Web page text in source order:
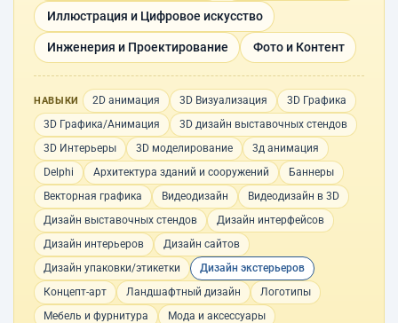
Иллюстрация и Цифровое искусство
Инженерия и Проектирование Фото и Контент
НАВЫКИ 2D анимация 3D Визуализация
3D Графика
3D Графика/Анимация
3D дизайн выставочных стендов
3D Интерьеры
3D моделирование
3д анимация
Delphi
Архитектура зданий и сооружений
Баннеры
Векторная графика
Видеодизайн
Видеодизайн в 3D
Дизайн выставочных стендов
Дизайн интерфейсов
Дизайн интерьеров
Дизайн сайтов
Дизайн упаковки/этикетки
Дизайн экстерьеров
Концепт-арт
Ландшафтный дизайн
Логотипы
Мебель и фурнитура
Мода и аксессуары